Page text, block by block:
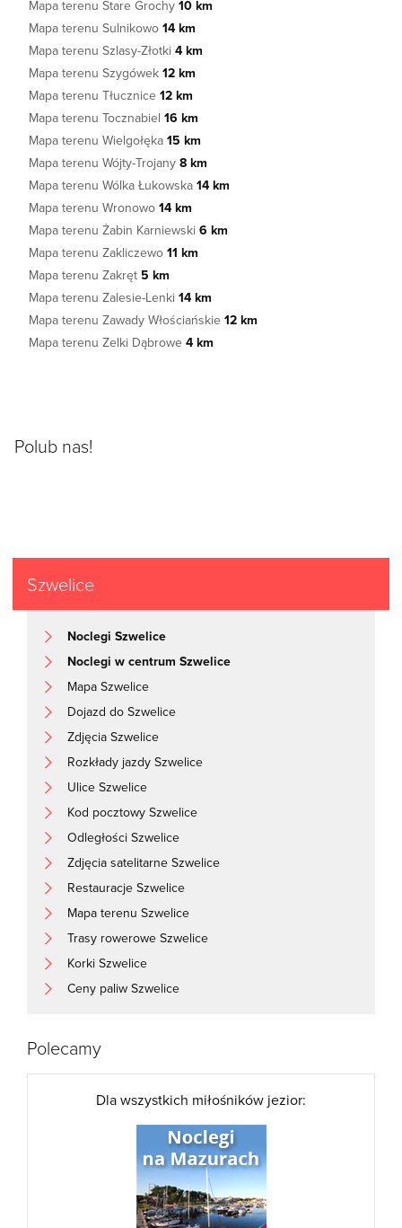
Mapa terenu Stare Grochy 10 km
Mapa terenu Sulnikowo 14 km
Mapa terenu Szlasy-Złotki 4 km
Mapa terenu Szygówek 12 km
Mapa terenu Tłucznice 12 km
Mapa terenu Tocznabiel 16 km
Mapa terenu Wielgołęka 15 km
Mapa terenu Wójty-Trojany 8 km
Mapa terenu Wólka Łukowska 14 km
Mapa terenu Wronowo 14 km
Mapa terenu Żabin Karniewski 6 km
Mapa terenu Zakliczewo 11 km
Mapa terenu Zakręt 5 km
Mapa terenu Zalesie-Lenki 14 km
Mapa terenu Zawady Włościańskie 12 km
Mapa terenu Zelki Dąbrowe 4 km
Polub nas!
Szwelice
Noclegi Szwelice
Noclegi w centrum Szwelice
Mapa Szwelice
Dojazd do Szwelice
Zdjęcia Szwelice
Rozkłady jazdy Szwelice
Ulice Szwelice
Kod pocztowy Szwelice
Odległości Szwelice
Zdjęcia satelitarne Szwelice
Restauracje Szwelice
Mapa terenu Szwelice
Trasy rowerowe Szwelice
Korki Szwelice
Ceny paliw Szwelice
Polecamy
Dla wszystkich miłośników jezior: